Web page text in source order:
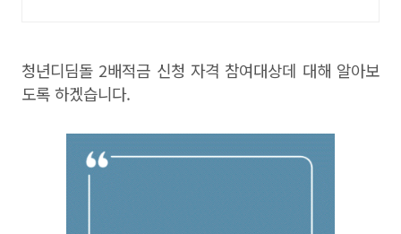
청년디딤돌 2배적금 신청 자격 참여대상데 대해 알아보
도록 하겠습니다.